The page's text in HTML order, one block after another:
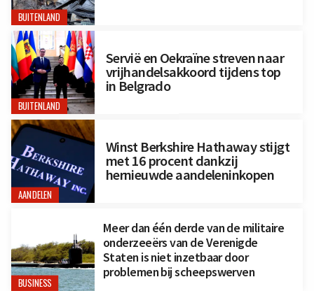
BUITENLAND
BUITENLAND
Servië en Oekraïne streven naar
vrijhandelsakkoord tijdens top
in Belgrado
AANDELEN
Winst Berkshire Hathaway stijgt
met 16 procent dankzij
hernieuwde aandeleninkopen
BUSINESS
Meer dan één derde van de militaire
onderzeeërs van de Verenigde
Staten is niet inzetbaar door
problemen bij scheepswerven